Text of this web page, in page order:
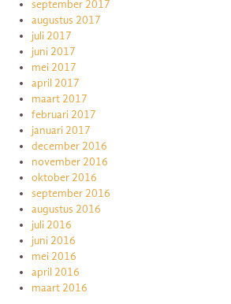
september 2017
augustus 2017
juli 2017
juni 2017
mei 2017
april 2017
maart 2017
februari 2017
januari 2017
december 2016
november 2016
oktober 2016
september 2016
augustus 2016
juli 2016
juni 2016
mei 2016
april 2016
maart 2016